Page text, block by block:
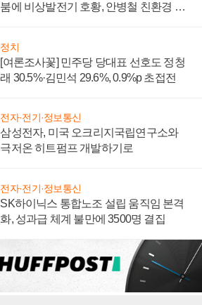
붐에 비상발전기 호황, 안병철 친환경 에
정치
[여론조사꽃] 민주당 당대표 선호도 정청
래 30.5%·김민석 29.6%, 0.9%p 초접전
전자·전기·정보통신
삼성전자, 미국 오크리지국립연구소와
극저온 히트펌프 개발하기로
전자·전기·정보통신
SK하이닉스 통합노조 설립 움직임 본격
화, 성과급 체계 불만에 3500명 결집